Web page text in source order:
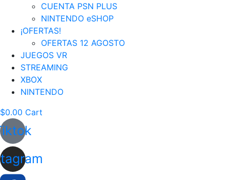
CUENTA PSN PLUS
NINTENDO eSHOP
¡OFERTAS!
OFERTAS 12 AGOSTO
JUEGOS VR
STREAMING
XBOX
NINTENDO
$0.00 Cart